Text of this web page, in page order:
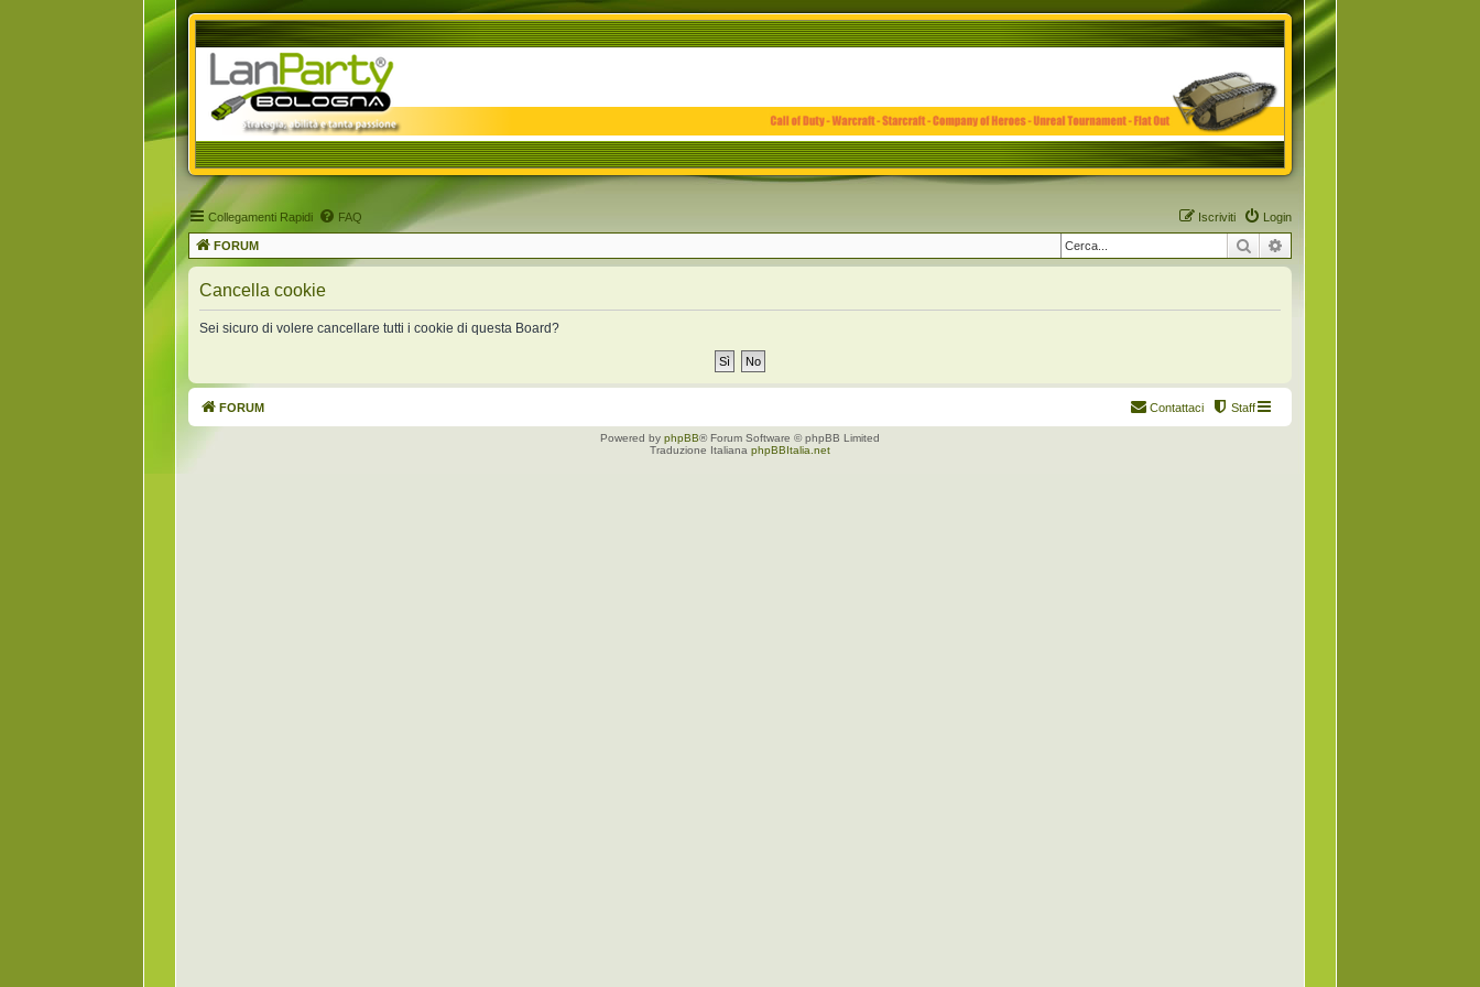
Collegamenti Rapidi FAQ Login
Iscriviti
FORUM Cerca
Cancella cookie
Sei sicuro di volere cancellare tutti i cookie di questa Board?
FORUM Staff
Contattaci
Powered by phpBB® Forum Software © phpBB Limited
Traduzione Italiana phpBBItalia.net